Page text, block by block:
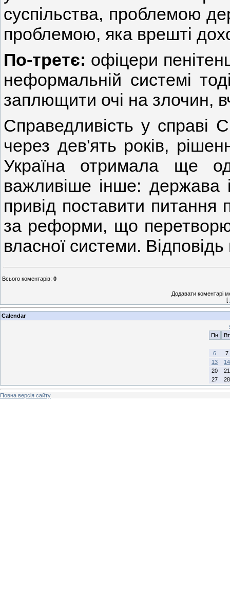
суспільства, проблемою
проблемою, яка врешті
По-третє: офіцери
неформальній системі
заплющити очі на злочин,
Справедливість у справі
через дев'ять років,
Україна отримала ще
важливіше інше: держава
привід поставити питання
за реформи, що
власної системи.
Всього коментарів: 0
Додавати коментарі
[
Calendar
Пн
Вт
6
7
13
14
20
21
27
28
Повна версія сайту